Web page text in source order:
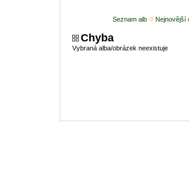
Seznam alb Nejnovější
Chyba
Vybraná alba/obrázek neexistuje